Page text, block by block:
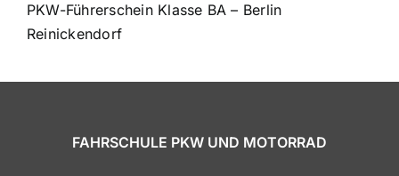
PKW-Führerschein Klasse BA – Berlin
Reinickendorf
FAHRSCHULE PKW UND MOTORRAD